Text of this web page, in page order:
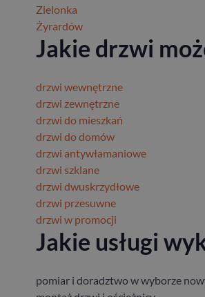
Zielonka
Żyrardów
Jakie drzwi
drzwi wewnętrzne
drzwi zewnętrzne
drzwi do mieszkań
drzwi do domów
drzwi antywłamaniowe
drzwi szklane
drzwi dwuskrzydłowe
drzwi przesuwne
drzwi w promocji
Jakie usługi
pomiar i doradztwo w wyborze